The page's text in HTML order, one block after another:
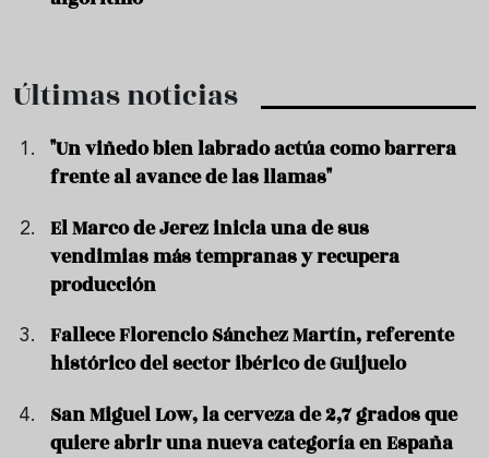
Últimas noticias
"Un viñedo bien labrado actúa como barrera
frente al avance de las llamas"
El Marco de Jerez inicia una de sus
vendimias más tempranas y recupera
producción
Fallece Florencio Sánchez Martín, referente
histórico del sector ibérico de Guijuelo
San Miguel Low, la cerveza de 2,7 grados que
quiere abrir una nueva categoría en España